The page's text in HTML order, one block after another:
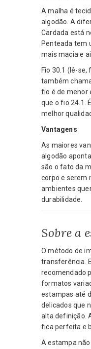
A malha é
algodão. A
Cardada está
Penteada tem
mais macia e
Fio 30.1 (lê-
também
fio é de menor
que o fio 24.1.
melhor
Vantagens
As maiores
algodão
são o fato da
corpo e serem
ambientes
durabilidade.
Sobre a
O método de
transferência.
recomendado
formatos
estampas até
delicados que
alta definição.
fica perfeita e
A estampa